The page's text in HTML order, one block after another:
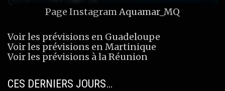
Page InstagramAquamar_MQ
Voir les prévisions en Guadeloupe
Voir les prévisions en Martinique
Voir les prévisions à la Réunion
CES DERNIERS JOURS…